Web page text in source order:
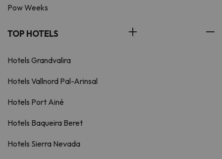
Pow Weeks
TOP HOTELS
Hotels Grandvalira
Hotels Vallnord Pal-Arinsal
Hotels Port Ainé
Hotels Baqueira Beret
Hotels Sierra Nevada